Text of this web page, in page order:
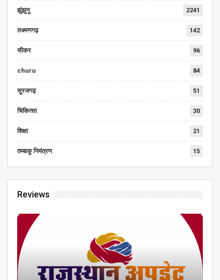
झुंझुनू 2241
लक्ष्मणगढ़ 142
सीकर 96
churu 84
सूरजगढ़ 51
चिकित्सा 30
शिक्षा 21
तम्बाकू नियंत्रण 15
Reviews